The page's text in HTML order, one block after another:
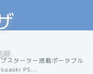
所
アスターター搭載ポータブル
PS...